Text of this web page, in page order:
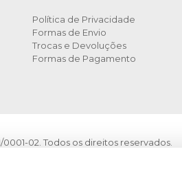
Política de Privacidade
Formas de Envio
Trocas e Devoluções
Formas de Pagamento
0001-02. Todos os direitos reservados.